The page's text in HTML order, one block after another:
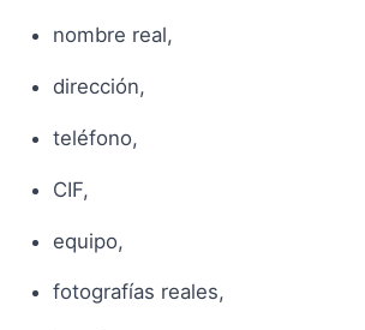
nombre real,
dirección,
teléfono,
CIF,
equipo,
fotografías reales,